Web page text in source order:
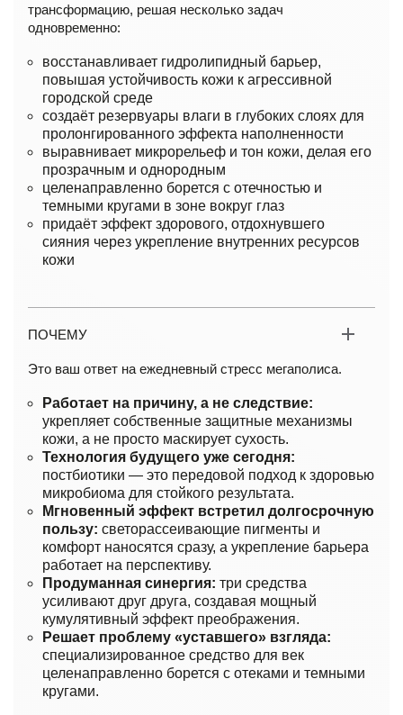
трансформацию, решая несколько задач
одновременно:
восстанавливает гидролипидный барьер,
повышая устойчивость кожи к агрессивной
городской среде
создаёт резервуары влаги в глубоких слоях для
пролонгированного эффекта наполненности
выравнивает микрорельеф и тон кожи, делая его
прозрачным и однородным
целенаправленно борется с отечностью и
темными кругами в зоне вокруг глаз
придаёт эффект здорового, отдохнувшего
сияния через укрепление внутренних ресурсов
кожи
ПОЧЕМУ
Это ваш ответ на ежедневный стресс мегаполиса.
Работает на причину, а не следствие:
укрепляет собственные защитные механизмы
кожи, а не просто маскирует сухость.
Технология будущего уже сегодня:
постбиотики — это передовой подход к здоровью
микробиома для стойкого результата.
Мгновенный эффект встретил долгосрочную
пользу: светорассеивающие пигменты и
комфорт наносятся сразу, а укрепление барьера
работает на перспективу.
Продуманная синергия: три средства
усиливают друг друга, создавая мощный
кумулятивный эффект преображения.
Решает проблему «уставшего» взгляда:
специализированное средство для век
целенаправленно борется с отеками и темными
кругами.